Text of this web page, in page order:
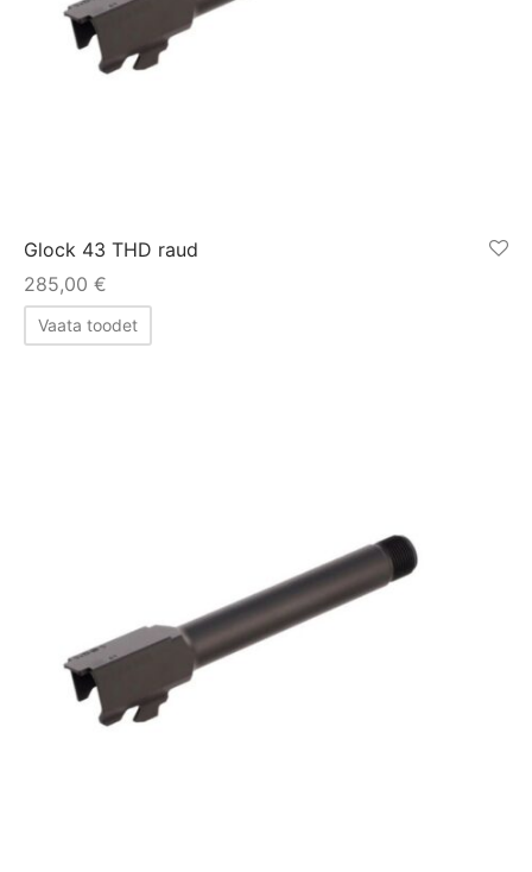
Glock 43 THD raud
285,00 €
Vaata toodet